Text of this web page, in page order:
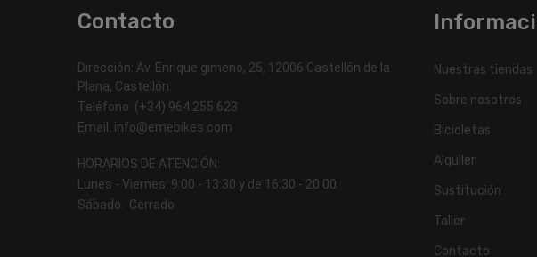
Contacto
Dirección: Av. Enrique gimeno, 25, 12006 Castellón de la
Plana, Castellón.
Teléfono: (+34) 964 255 623
Email: info@emebikes.com
HORARIOS DE ATENCIÓN:
Lunes - Viernes: 9:00 - 13:30 y de 16:30 - 20:00
Sábado: Cerrado
Nuestras tiendas
Sobre nosotros
Bicicletas
Alquiler
Sustitución
Taller
Contacto